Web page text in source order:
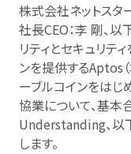
株式会社ネットスタ
社長CEO：李 剛、以
リティとセキュリテ
ンを提供するAptos（
ーブルコインをは
協業について、基
Understanding、以
します。